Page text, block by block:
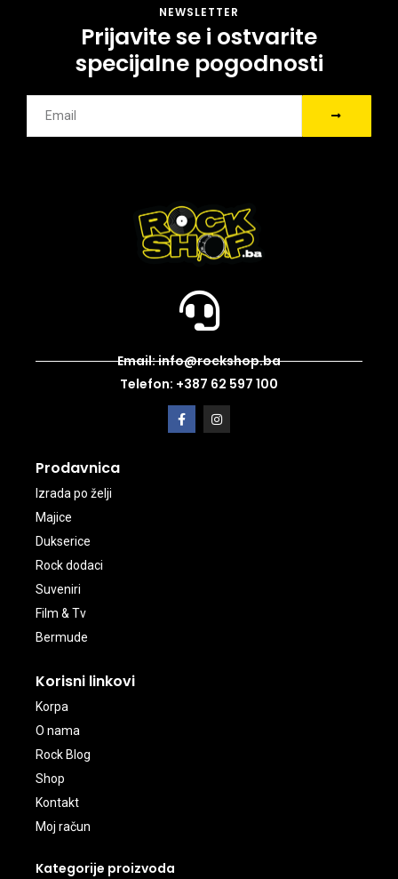
NEWSLETTER
Prijavite se i ostvarite
specijalne pogodnosti
Email: info@rockshop.ba
Telefon: +387 62 597 100
Prodavnica
Izrada po želji
Majice
Dukserice
Rock dodaci
Suveniri
Film & Tv
Bermude
Korisni linkovi
Korpa
O nama
Rock Blog
Shop
Kontakt
Moj račun
Kategorije proizvoda